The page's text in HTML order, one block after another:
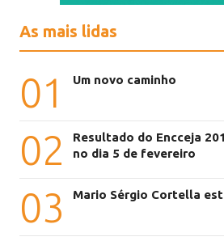
As mais lidas
01 Um novo caminho
02
Resultado do Encceja
no dia 5 de fevereiro
03 Mario Sérgio Cortella